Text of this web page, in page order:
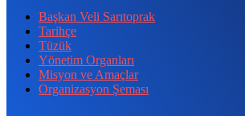
Başkan Veli Sarıtoprak
Tarihçe
Tüzük
Yönetim Organları
Misyon ve Amaçlar
Organizasyon Şeması